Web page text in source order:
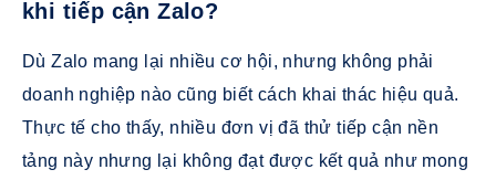
khi tiếp cận Zalo?
Dù Zalo mang lại nhiều cơ hội, nhưng không phải
doanh nghiệp nào cũng biết cách khai thác hiệu quả.
Thực tế cho thấy, nhiều đơn vị đã thử tiếp cận nền
tảng này nhưng lại không đạt được kết quả như mong